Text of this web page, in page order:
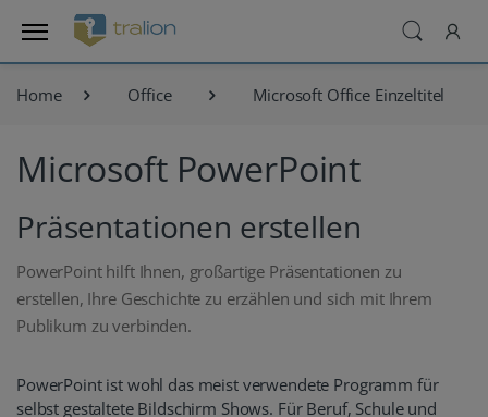
Home Office Microsoft Office Einzeltitel
Microsoft PowerPoint
Präsentationen erstellen
PowerPoint hilft Ihnen, großartige Präsentationen zu
erstellen, Ihre Geschichte zu erzählen und sich mit Ihrem
Publikum zu verbinden.
PowerPoint ist wohl das meist verwendete Programm für
selbst gestaltete Bildschirm Shows. Für Beruf, Schule und